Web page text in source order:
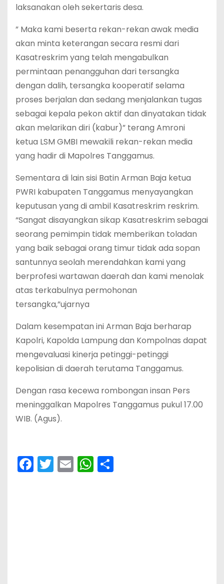
laksanakan oleh sekertaris desa.
” Maka kami beserta rekan-rekan awak media
akan minta keterangan secara resmi dari
Kasatreskrim yang telah mengabulkan
permintaan penangguhan dari tersangka
dengan dalih, tersangka kooperatif selama
proses berjalan dan sedang menjalankan tugas
sebagai kepala pekon aktif dan dinyatakan tidak
akan melarikan diri (kabur)” terang Amroni
ketua LSM GMBI mewakili rekan-rekan media
yang hadir di Mapolres Tanggamus.
Sementara di lain sisi Batin Arman Baja ketua
PWRI kabupaten Tanggamus menyayangkan
keputusan yang di ambil Kasatreskrim reskrim.
“Sangat disayangkan sikap Kasatreskrim sebagai
seorang pemimpin tidak memberikan toladan
yang baik sebagai orang timur tidak ada sopan
santunnya seolah merendahkan kami yang
berprofesi wartawan daerah dan kami menolak
atas terkabulnya permohonan
tersangka,”ujarnya
Dalam kesempatan ini Arman Baja berharap
Kapolri, Kapolda Lampung dan Kompolnas dapat
mengevaluasi kinerja petinggi-petinggi
kepolisian di daerah terutama Tanggamus.
Dengan rasa kecewa rombongan insan Pers
meninggalkan Mapolres Tanggamus pukul 17.00
WIB. (Agus).
F T E W